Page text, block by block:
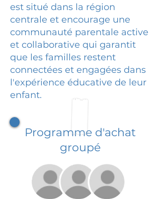
est situé dans la région
centrale et encourage une
communauté parentale active
et collaborative qui garantit
que les familles restent
connectées et engagées dans
l'expérience éducative de leur
enfant.
Programme d'achat
groupé